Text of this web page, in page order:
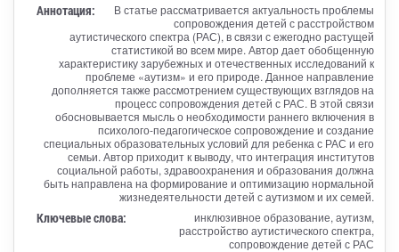
Аннотация:
В статье рассматривается актуальность проблемы
сопровождения детей с расстройством
аутистического спектра (РАС), в связи с ежегодно растущей
статистикой во всем мире. Автор дает обобщенную
характеристику зарубежных и отечественных исследований к
проблеме «аутизм» и его природе. Данное направление
дополняется также рассмотрением существующих взглядов на
процесс сопровождения детей с РАС. В этой связи
обосновывается мысль о необходимости раннего включения в
психолого-педагогическое сопровождение и создание
специальных образовательных условий для ребенка с РАС и его
семьи. Автор приходит к выводу, что интеграция институтов
социальной работы, здравоохранения и образования должна
быть направлена на формирование и оптимизацию нормальной
жизнедеятельности детей с аутизмом и их семей.
Ключевые слова:
инклюзивное образование, аутизм,
расстройство аутистического спектра,
сопровождение детей с РАС